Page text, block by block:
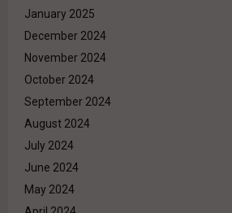
January 2025
December 2024
November 2024
October 2024
September 2024
August 2024
July 2024
June 2024
May 2024